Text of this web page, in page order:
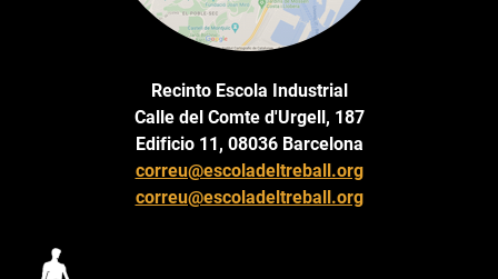
Recinto Escola Industrial
Calle del Comte d'Urgell, 187
Edificio 11, 08036 Barcelona
correu@escoladeltreball.org
correu@escoladeltreball.org